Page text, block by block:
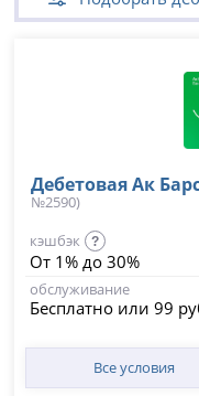
такому выбору
потребности — будь
Дебетовая Ак
№2590)
кэшбэк
?
От 1% до 30%
обслуживание
Бесплатно или 99
Все условия